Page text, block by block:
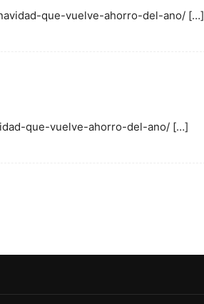
que-vuelve-ahorro-del-ano/ […]
que-vuelve-ahorro-del-ano/ […]